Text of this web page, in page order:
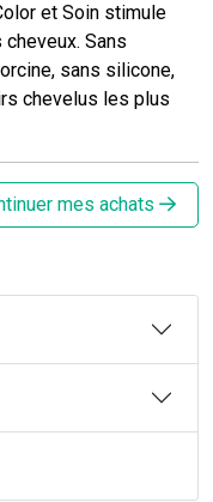
et Soin stimule
Sans
sans silicone,
chevelus les plus
mes achats